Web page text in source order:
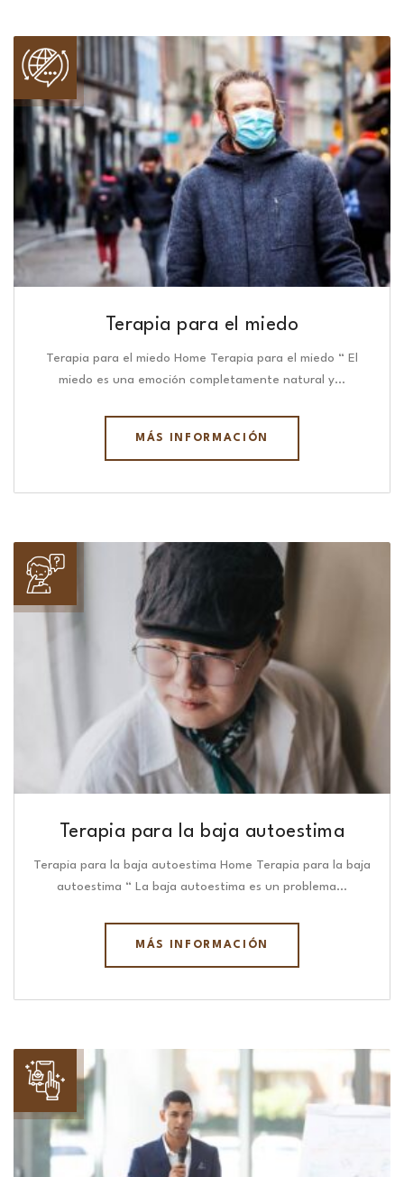
Terapia para el miedo
Terapia para el miedo Home Terapia para el miedo “ El
miedo es una emoción completamente natural y…
MÁS INFORMACIÓN
Terapia para la baja autoestima
Terapia para la baja autoestima Home Terapia para la baja
autoestima “ La baja autoestima es un problema…
MÁS INFORMACIÓN